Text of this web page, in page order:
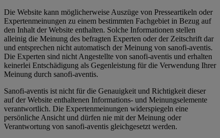
Die Website kann möglicherweise Auszüge von Presseartikeln oder
Expertenmeinungen zu einem bestimmten Fachgebiet in Bezug auf
den Inhalt der Website enthalten. Solche Informationen stellen
alleinig die Meinung des befragten Experten oder der Zeitschrift dar
und entsprechen nicht automatisch der Meinung von sanofi-aventis.
Die Experten sind nicht Angestellte von sanofi-aventis und erhalten
keinerlei Entschädigung als Gegenleistung für die Verwendung Ihrer
Meinung durch sanofi-aventis.
Sanofi-aventis ist nicht für die Genauigkeit und Richtigkeit dieser
auf der Website enthaltenen Informations- und Meinungselemente
verantwortlich. Die Expertenmeinungen widerspiegeln eine
persönliche Ansicht und dürfen nie mit der Meinung oder
Verantwortung von sanofi-aventis gleichgesetzt werden.